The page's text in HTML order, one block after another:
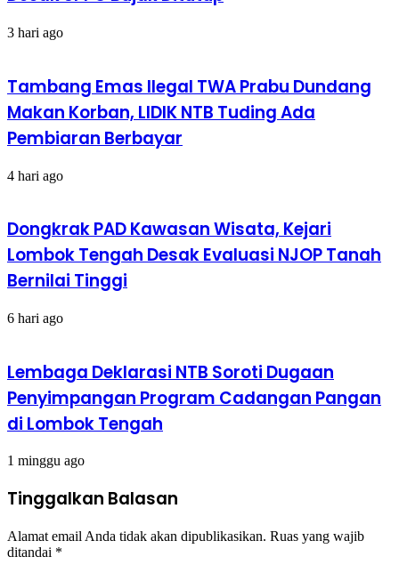
3 hari ago
Tambang Emas Ilegal TWA Prabu Dundang
Makan Korban, LIDIK NTB Tuding Ada
Pembiaran Berbayar
4 hari ago
Dongkrak PAD Kawasan Wisata, Kejari
Lombok Tengah Desak Evaluasi NJOP Tanah
Bernilai Tinggi
6 hari ago
Lembaga Deklarasi NTB Soroti Dugaan
Penyimpangan Program Cadangan Pangan
di Lombok Tengah
1 minggu ago
Tinggalkan Balasan
Alamat email Anda tidak akan dipublikasikan. Ruas yang wajib
ditandai *